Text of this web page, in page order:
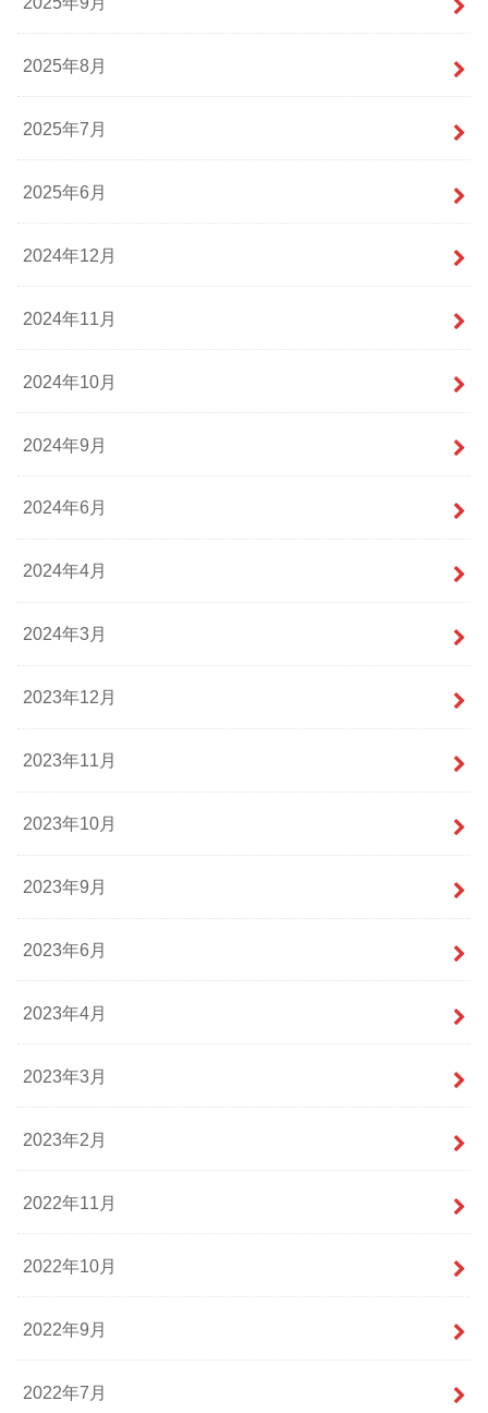
2025年8月
2025年7月
2025年6月
2024年12月
2024年11月
2024年10月
2024年9月
2024年6月
2024年4月
2024年3月
2023年12月
2023年11月
2023年10月
2023年9月
2023年6月
2023年4月
2023年3月
2023年2月
2022年11月
2022年10月
2022年9月
2022年7月